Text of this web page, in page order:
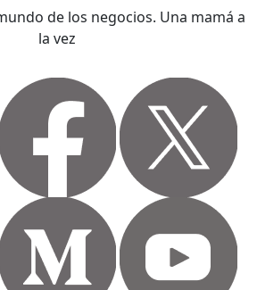
de los negocios. Una mamá a
la vez